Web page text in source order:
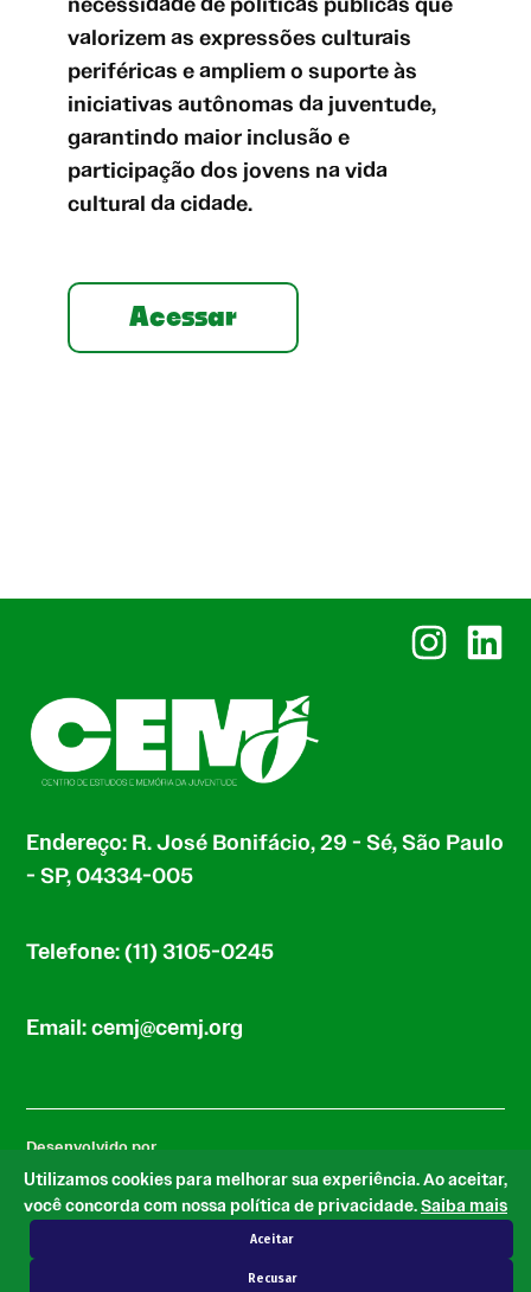
valorizem as expressões culturais
periféricas e ampliem o suporte às
iniciativas autônomas da juventude,
garantindo maior inclusão e
participação dos jovens na vida
cultural da cidade.
Acessar
Instagram
Endereço: R. José Bonifácio, 29 - Sé, São Paulo
- SP, 04334-005
Telefone: (11) 3105-0245
Email: cemj@cemj.org
Desenvolvido por
com base no tema Newspack by Automattic
Utilizamos cookies para melhorar sua experiência. Ao aceitar,
você concorda com nossa política de privacidade.Saiba mais
Aceitar
Recusar